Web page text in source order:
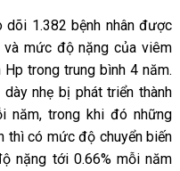
dõi 1.382 bệnh nhân được
mức độ nặng của viêm
trong trung bình 4 năm.
nhẹ bị phát triển thành
năm, trong khi đó những
thì có mức độ chuyển biến
nặng tới 0.66% mỗi năm